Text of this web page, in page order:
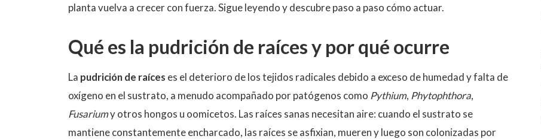
planta vuelva a crecer con fuerza. Sigue leyendo y descubre paso a paso cómo actuar.
Qué es la pudrición de raíces y por qué ocurre
La pudrición de raíces es el deterioro de los tejidos radicales debido a exceso de humedad y falta de
oxígeno en el sustrato, a menudo acompañado por patógenos como Pythium, Phytophthora,
Fusariumy otros hongos u oomicetos. Las raíces sanas necesitan aire: cuando el sustrato se
mantiene constantemente encharcado, las raíces se asfixian, mueren y luego son colonizadas por